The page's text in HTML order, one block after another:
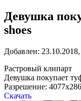
Девушка
shoes
Добавлен: 23.10.2018,
Растровый клипарт
Девушка покупает
Разрешение:
Скачать